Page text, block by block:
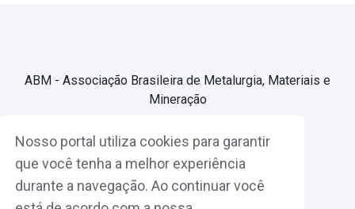
Nosso portal utiliza cookies para garantir
que você tenha a melhor experiência
durante a navegação. Ao continuar você
ABM - Associação Brasileira de Metalurgia, Materiais e
Mineração
Associe-se
Fazer Login